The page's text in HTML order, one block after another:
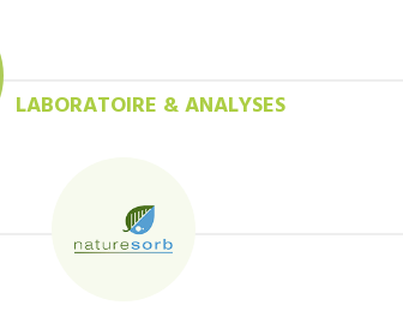
LABORATOIRE & ANALYSES